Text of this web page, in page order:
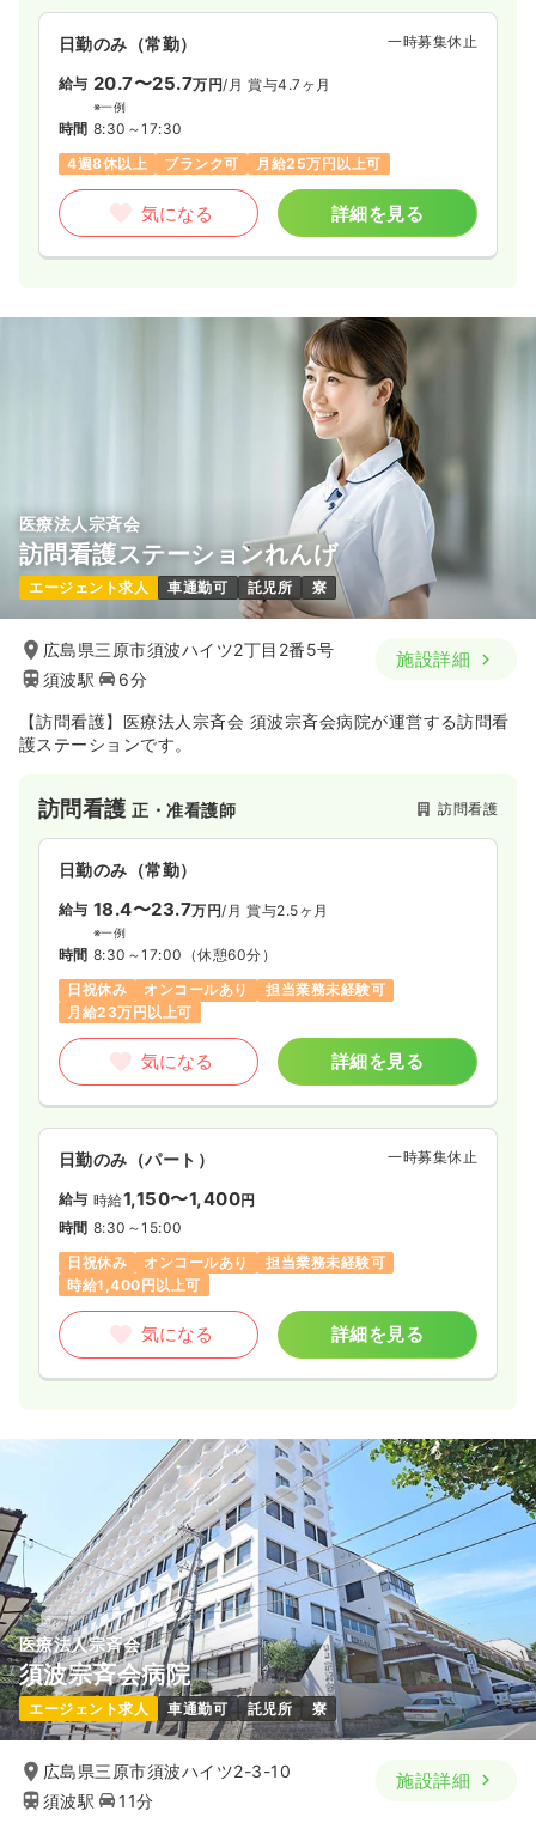
日勤のみ（常勤） 一時募集休止
給与 20.7〜25.7万円/月 賞与4.7ヶ月
※一例
時間 8:30～17:30
4週8休以上
ブランク可 月給25万円以上可
気になる 詳細を見る
医療法人宗斉会
訪問看護ステーションれんげ
エージェント求人 車通勤可 託児所 寮
広島県三原市須波ハイツ2丁目2番5号
須波駅
6分
施設詳細
【訪問看護】医療法人宗斉会 須波宗斉会病院が運営する訪問看
護ステーションです。
訪問看護正・准看護師 訪問看護
日勤のみ（常勤）
給与 18.4〜23.7万円/月 賞与2.5ヶ月
※一例
時間 8:30～17:00 （休憩60分）
日祝休み
オンコールあり
担当業務未経験可
月給23万円以上可
気になる 詳細を見る
日勤のみ（パート） 一時募集休止
給与 時給1,150〜1,400円
時間 8:30～15:00
日祝休み
オンコールあり
担当業務未経験可
時給1,400円以上可
気になる 詳細を見る
医療法人宗斉会
須波宗斉会病院
エージェント求人 車通勤可 託児所 寮
広島県三原市須波ハイツ2-3-10
須波駅
11分
施設詳細